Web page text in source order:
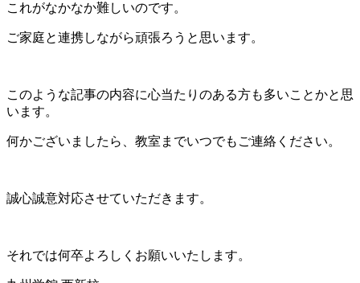
これがなかなか難しいのです。
ご家庭と連携しながら頑張ろうと思います。
このような記事の内容に心当たりのある方も多いことかと思
います。
何かございましたら、教室までいつでもご連絡ください。
誠心誠意対応させていただきます。
それでは何卒よろしくお願いいたします。